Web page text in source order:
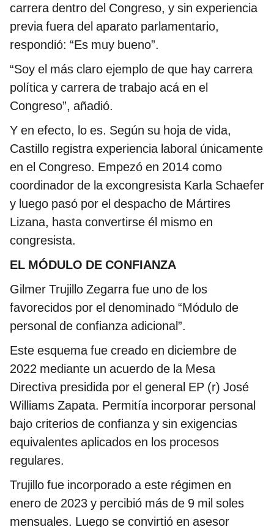
carrera dentro del Congreso, y sin experiencia
previa fuera del aparato parlamentario,
respondió: “Es muy bueno”.
“Soy el más claro ejemplo de que hay carrera
política y carrera de trabajo acá en el
Congreso”, añadió.
Y en efecto, lo es. Según su hoja de vida,
Castillo registra experiencia laboral únicamente
en el Congreso. Empezó en 2014 como
coordinador de la excongresista Karla Schaefer
y luego pasó por el despacho de Mártires
Lizana, hasta convertirse él mismo en
congresista.
EL MÓDULO DE CONFIANZA
Gilmer Trujillo Zegarra fue uno de los
favorecidos por el denominado “Módulo de
personal de confianza adicional”.
Este esquema fue creado en diciembre de
2022 mediante un acuerdo de la Mesa
Directiva presidida por el general EP (r) José
Williams Zapata. Permitía incorporar personal
bajo criterios de confianza y sin exigencias
equivalentes aplicados en los procesos
regulares.
Trujillo fue incorporado a este régimen en
enero de 2023 y percibió más de 9 mil soles
mensuales. Luego se convirtió en asesor